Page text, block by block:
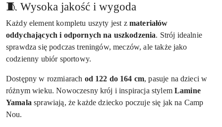
🧵 Wysoka jakość i wygoda
Każdy element kompletu uszyty jest z materiałów
oddychających i odpornych na uszkodzenia. Strój idealnie
sprawdza się podczas treningów, meczów, ale także jako
codzienny ubiór sportowy.
Dostępny w rozmiarach od 122 do 164 cm, pasuje na dzieci w
różnym wieku. Nowoczesny krój i inspiracja stylemLamine
Yamala sprawiają, że każde dziecko poczuje się jak na Camp
Nou.